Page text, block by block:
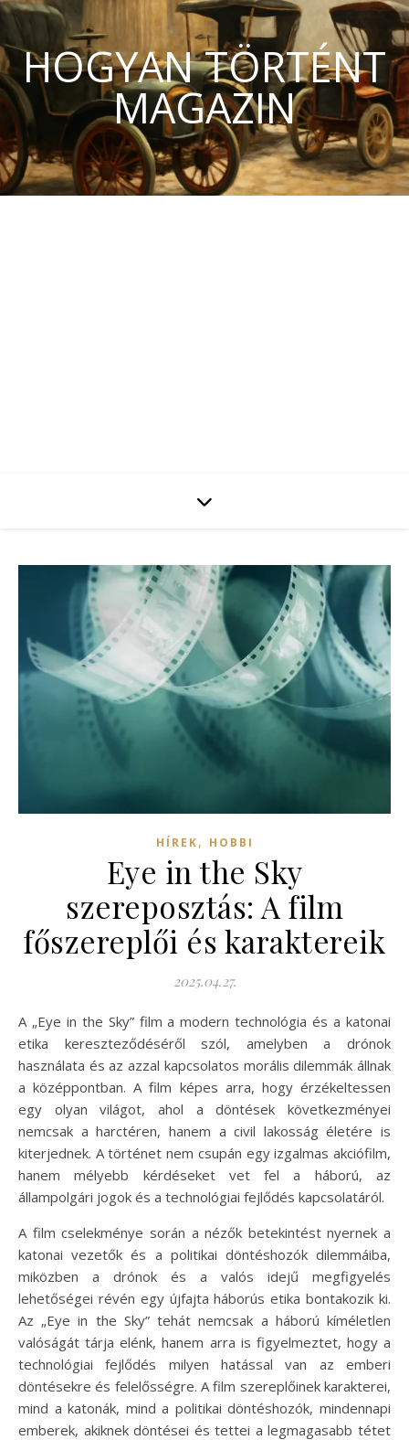
HOGYAN TÖRTÉNT
MAGAZIN
HÍREK, HOBBI
Eye in the Sky
szereposztás: A film
főszereplői és karaktereik
2025.04.27.
A „Eye in the Sky” film a modern technológia és a katonai
etika kereszteződéséről szól, amelyben a drónok
használata és az azzal kapcsolatos morális dilemmák állnak
a középpontban. A film képes arra, hogy érzékeltessen
egy olyan világot, ahol a döntések következményei
nemcsak a harctéren, hanem a civil lakosság életére is
kiterjednek. A történet nem csupán egy izgalmas akciófilm,
hanem mélyebb kérdéseket vet fel a háború, az
állampolgári jogok és a technológiai fejlődés kapcsolatáról.
A film cselekménye során a nézők betekintést nyernek a
katonai vezetők és a politikai döntéshozók dilemmáiba,
miközben a drónok és a valós idejű megfigyelés
lehetőségei révén egy újfajta háborús etika bontakozik ki.
Az „Eye in the Sky” tehát nemcsak a háború kíméletlen
valóságát tárja elénk, hanem arra is figyelmeztet, hogy a
technológiai fejlődés milyen hatással van az emberi
döntésekre és felelősségre. A film szereplőinek karakterei,
mind a katonák, mind a politikai döntéshozók, mindennapi
emberek, akiknek döntései és tettei a legmagasabb tétet